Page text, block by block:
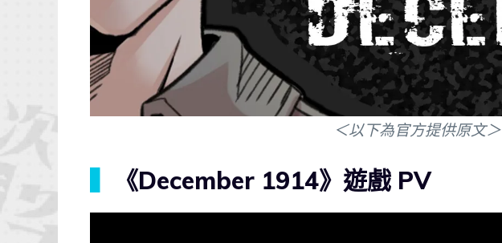
＜以下為官方提供原文＞
《December 1914》遊戲 PV